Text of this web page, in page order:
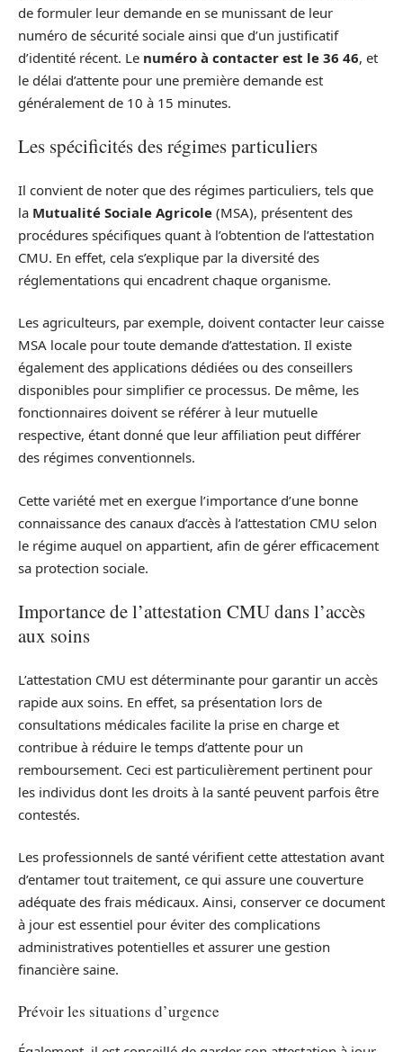
de formuler leur demande en se munissant de leur
numéro de sécurité sociale ainsi que d’un justificatif
d’identité récent. Le numéro à contacter est le 36 46, et
le délai d’attente pour une première demande est
généralement de 10 à 15 minutes.
Les spécificités des régimes particuliers
Il convient de noter que des régimes particuliers, tels que
la Mutualité Sociale Agricole (MSA), présentent des
procédures spécifiques quant à l’obtention de l’attestation
CMU. En effet, cela s’explique par la diversité des
réglementations qui encadrent chaque organisme.
Les agriculteurs, par exemple, doivent contacter leur caisse
MSA locale pour toute demande d’attestation. Il existe
également des applications dédiées ou des conseillers
disponibles pour simplifier ce processus. De même, les
fonctionnaires doivent se référer à leur mutuelle
respective, étant donné que leur affiliation peut différer
des régimes conventionnels.
Cette variété met en exergue l’importance d’une bonne
connaissance des canaux d’accès à l’attestation CMU selon
le régime auquel on appartient, afin de gérer efficacement
sa protection sociale.
Importance de l’attestation CMU dans l’accès
aux soins
L’attestation CMU est déterminante pour garantir un accès
rapide aux soins. En effet, sa présentation lors de
consultations médicales facilite la prise en charge et
contribue à réduire le temps d’attente pour un
remboursement. Ceci est particulièrement pertinent pour
les individus dont les droits à la santé peuvent parfois être
contestés.
Les professionnels de santé vérifient cette attestation avant
d’entamer tout traitement, ce qui assure une couverture
adéquate des frais médicaux. Ainsi, conserver ce document
à jour est essentiel pour éviter des complications
administratives potentielles et assurer une gestion
financière saine.
Prévoir les situations d’urgence